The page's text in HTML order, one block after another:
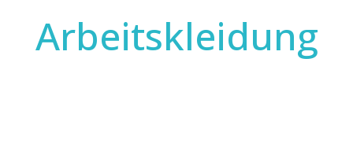
Arbeitskleidung